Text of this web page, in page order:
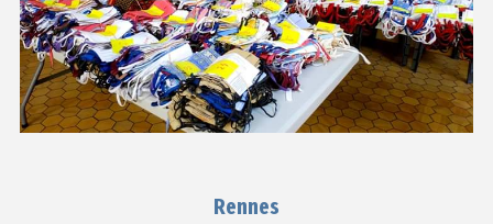
Rennes